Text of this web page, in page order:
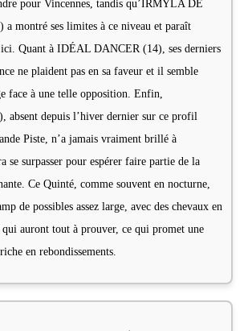
pour Vincennes, tandis qu’IRMYLA DE
montré ses limites à ce niveau et paraît
ici. Quant à IDÉAL DANCER (14), ses derniers
ne plaident pas en sa faveur et il semble
face à une telle opposition. Enfin,
absent depuis l’hiver dernier sur ce profil
Piste, n’a jamais vraiment brillé à
se surpasser pour espérer faire partie de la
Ce Quinté, comme souvent en nocturne,
de possibles assez large, avec des chevaux en
qui auront tout à prouver, ce qui promet une
en rebondissements.